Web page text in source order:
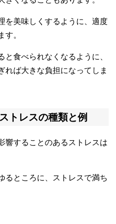
を美味しくするように、適度
す。
と食べられなくなるように、
れば大きな負担になってしま
トレスの種類と例
響することのあるストレスは
るところに、ストレスで満ち